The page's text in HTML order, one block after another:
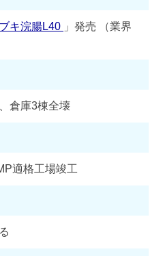
キ浣腸L40 」発売 （業界
倉庫3棟全壊
適格工場竣工